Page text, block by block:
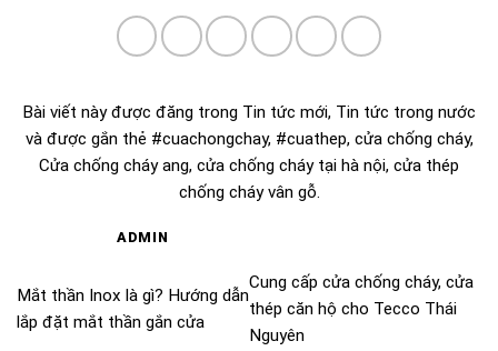
Bài viết này được đăng trong Tin tức mới, Tin tức trong nước
và được gắn thẻ #cuachongchay, #cuathep, cửa chống cháy,
Cửa chống cháy ang, cửa chống cháy tại hà nội, cửa thép
chống cháy vân gỗ.
ADMIN
Mắt thần Inox là gì? Hướng dẫn
lắp đặt mắt thần gắn cửa
Cung cấp cửa chống cháy, cửa
thép căn hộ cho Tecco Thái
Nguyên